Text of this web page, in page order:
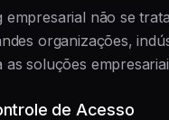
empresarial não se
organizações,
as soluções
de Acesso